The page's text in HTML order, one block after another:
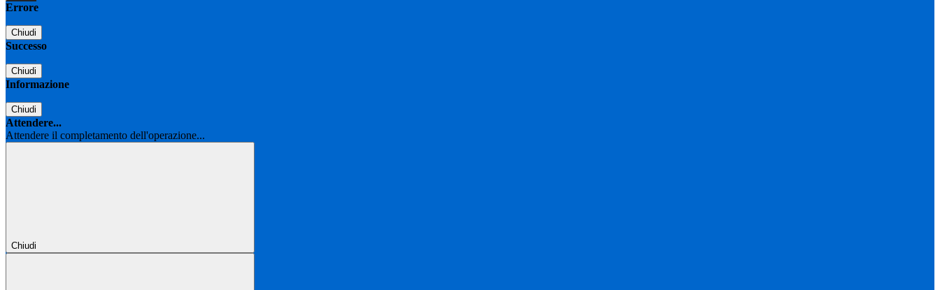
Errore
Chiudi
Successo
Chiudi
Informazione
Chiudi
Attendere...
Attendere il completamento dell'operazione...
Chiudi